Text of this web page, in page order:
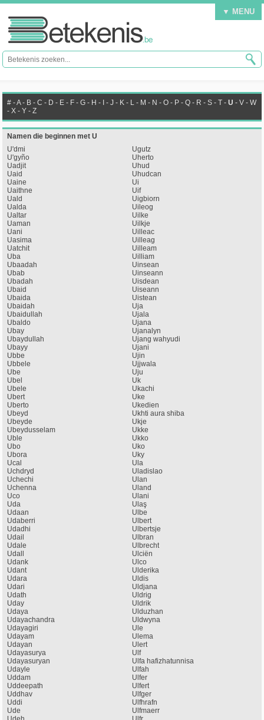
▼ MENU
# -A- B -C - D - E - F -G - H - -J - K - L - M - N -O - P -Q - R -S -T -U -V -W
-X -Y -Z
Namen die beginnen met U
U'dmi
U'gyño
Uadjit
Uaid
Uaine
Uaithne
Uald
Ualda
Ualtar
Uaman
Uani
Uasima
Uatchit
Uba
Ubaadah
Ubab
Ubadah
Ubaid
Ubaida
Ubaidah
Ubaidullah
Ubaldo
Ubay
Ubaydullah
Ubayy
Ubbe
Ubbele
Ube
Ubel
Ubele
Ubert
Uberto
Ubeyd
Ubeyde
Ubeydusselam
Uble
Ubo
Ubora
Ucal
Uchdryd
Uchechi
Uchenna
Uco
Uda
Udaan
Udaberri
Udadhi
Udail
Udale
Udall
Udank
Udant
Udara
Udari
Udath
Uday
Udaya
Udayachandra
Udayagiri
Udayam
Udayan
Udayasurya
Udayasuryan
Udayle
Uddam
Uddeepath
Uddhav
Uddi
Ude
Ugutz
Uherto
Uhud
Uhudcan
Ui
Uif
Uigbiorn
Uileog
Uilke
Uilkje
Uilleac
Uilleag
Uilleam
Uilliam
Uinsean
Uinseann
Uisdean
Uiseann
Uistean
Uja
Ujala
Ujana
Ujanalyn
Ujang wahyudi
Ujani
Ujin
Ujjwala
Uju
Uk
Ukachi
Uke
Ukedien
Ukhti aura shiba
Ukje
Ukke
Ukko
Uko
Uky
Ula
Uladislao
Ulan
Uland
Ulani
Ulaş
Ulbe
Ulbert
Ulbertsje
Ulbran
Ulbrecht
Ulciën
Ulco
Ulderika
Uldis
Uldjana
Uldrig
Uldrik
Ulduzhan
Uldwyna
Ule
Ulema
Ulert
Ulf
Ulfa hafizhatunnisa
Ulfah
Ulfer
Ulfert
Ulfger
Ulfhrafn
Ulfmaerr